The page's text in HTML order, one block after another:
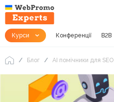
Курси Конференції B2B
Блог АІ помічники для SEO